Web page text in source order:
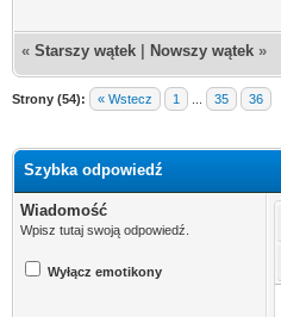
« Starszy wątek Nowszy wątek »
Strony (54): « Wstecz 1 35 36
Szybka odpowiedź
Wiadomość
Wpisz tutaj swoją odpowiedź.
Wyłącz emotikony